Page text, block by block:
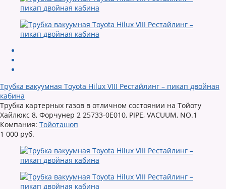
Трубка вакуумная Toyota Hilux VIII Рестайлинг – пикап двойная
кабина
Трубка картерных газов в отличном состоянии на Тойоту
Хайлюкс 8, Форчунер 2 25733-0E010, PIPE, VACUUM, NO.1
Компания: Тойоташоп
1 000 руб.